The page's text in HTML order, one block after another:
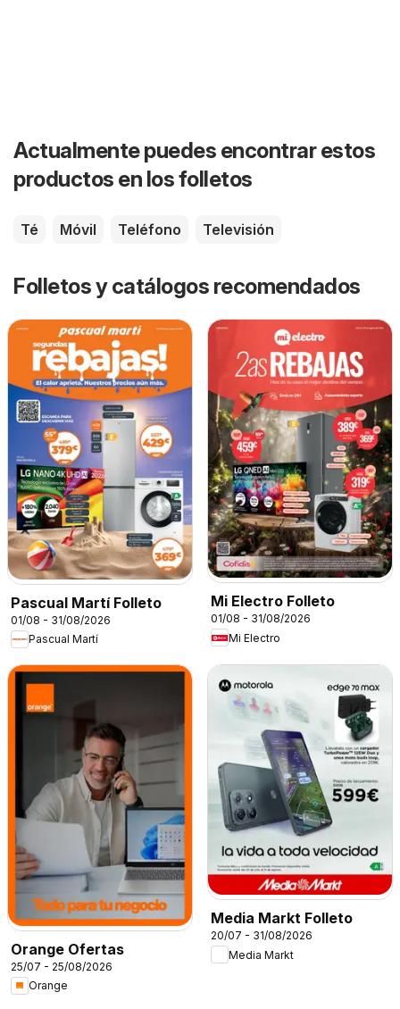
Actualmente puedes encontrar estos
productos en los folletos
Té Móvil Teléfono Televisión
Folletos y catálogos recomendados
Pascual Martí Folleto
01/08 - 31/08/2026
Pascual Martí
Mi Electro Folleto
01/08 - 31/08/2026
Mi Electro
Orange Ofertas
25/07 - 25/08/2026
Orange
Media Markt Folleto
20/07 - 31/08/2026
Media Markt